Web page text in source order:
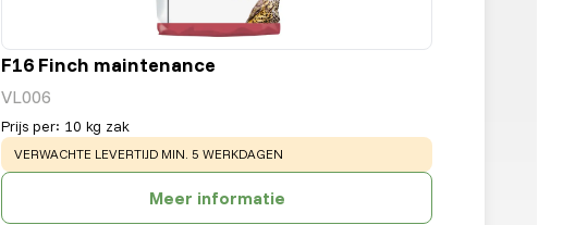
F16 Finch maintenance
VL006
Prijs per: 10 kg zak
WARNING:
VERWACHTE LEVERTIJD MIN. 5 WERKDAGEN
Meer informatie